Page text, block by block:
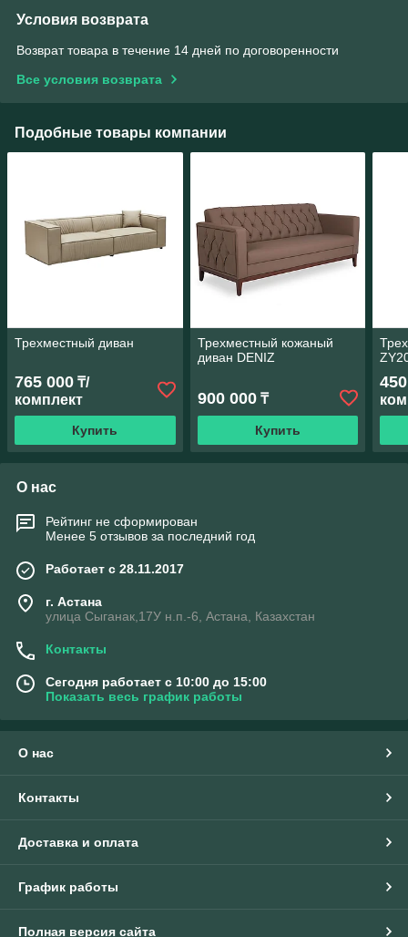
Условия возврата
Возврат товара в течение 14 дней по договоренности
Все условия возврата
Подобные товары компании
Трехместный диван
765 000 ₸/
комплект
Купить
Трехместный кожаный
диван DENIZ
900 000₸
Купить
О нас
Рейтинг не сформирован
Менее 5 отзывов за последний год
Работает с 28.11.2017
г. Астана
улица Сыганак,17У н.п.-6, Астана, Казахстан
Контакты
Сегодня работает с 10:00 до 15:00
Показать весь график работы
О нас
Контакты
Доставка и оплата
График работы
Полная версия сайта